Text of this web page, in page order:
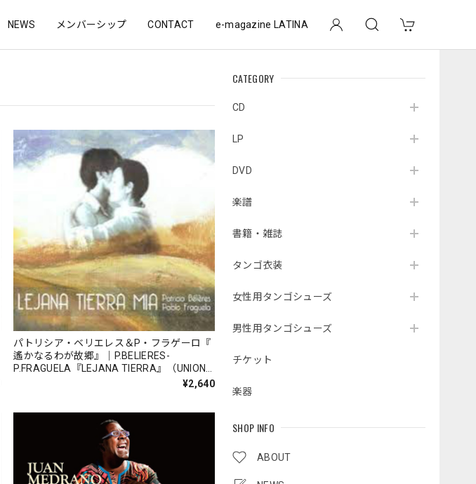
NEWS メンバーシップ CONTACT e-magazine LATINA
CATEGORY
CD
LP
DVD
楽譜
書籍・雑誌
タンゴ衣装
女性用タンゴシューズ
男性用タンゴシューズ
チケット
楽器
SHOP INFO
ABOUT
パトリシア・ベリエレス＆P・フラゲーロ『
遙かなるわが故郷』｜P.BELIERES-
P.FRAGUELA『LEJANA TIERRA』（UNION-
¥2,640